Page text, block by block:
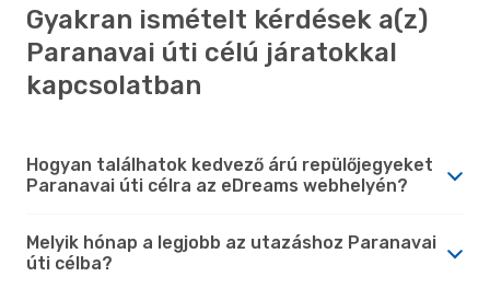
Gyakran ismételt kérdések a(z)
Paranavai úti célú járatokkal
kapcsolatban
Hogyan találhatok kedvező árú repülőjegyeket
Paranavai úti célra az eDreams webhelyén?
Melyik hónap a legjobb az utazáshoz Paranavai
úti célba?